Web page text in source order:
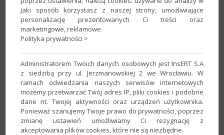
Poradnik RODO, w którym zostały opisane wszystkie
funkcjonalności,​ można pobraćtutaj .
Czy artykuł był pomocny? TAK NIE
jaki sposób korzystasz z naszej strony, umożliwiające
personalizację prezentowanych Ci treści oraz
marketingowe, reklamowe.
Polityka prywatności >
Administratorem Twoich danych osobowych jest InsERT S.A
z siedzibą przy ul. Jerzmanowskiej 2 we Wrocławiu. W
ramach odwiedzania naszych serwisów internetowych
możemy przetwarzać Twój adres IP, pliki cookies i podobne
dane nt. Twojej aktywności oraz urządzeń użytkownika.
Ponieważ szanujemy Twoje prawo do prywatności, poprzez
zmianę ustawień umożliwiamy Ci rezygnację z
akceptowania plików cookies, które nie są niezbędne.